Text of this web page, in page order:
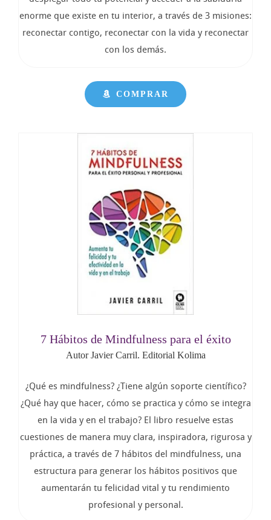
enorme que existe en tu interior, a través de 3 misiones:
reconectar contigo, reconectar con la vida y reconectar
con los demás.
COMPRAR
7 Hábitos de Mindfulness para el éxito
Autor Javier Carril. Editorial Kolima
¿Qué es mindfulness? ¿Tiene algún soporte científico?
¿Qué hay que hacer, cómo se practica y cómo se integra
en la vida y en el trabajo? El libro resuelve estas
cuestiones de manera muy clara, inspiradora, rigurosa y
práctica, a través de 7 hábitos del mindfulness, una
estructura para generar los hábitos positivos que
aumentarán tu felicidad vital y tu rendimiento
profesional y personal.